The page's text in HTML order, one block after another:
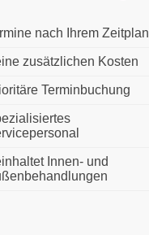
nach Ihrem Zeitplan
zusätzlichen Kosten
Terminbuchung
Innen- und